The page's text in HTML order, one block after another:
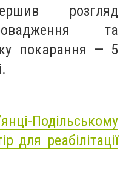
розгляд
та
покарання — 5
Подільському
для реабілітації